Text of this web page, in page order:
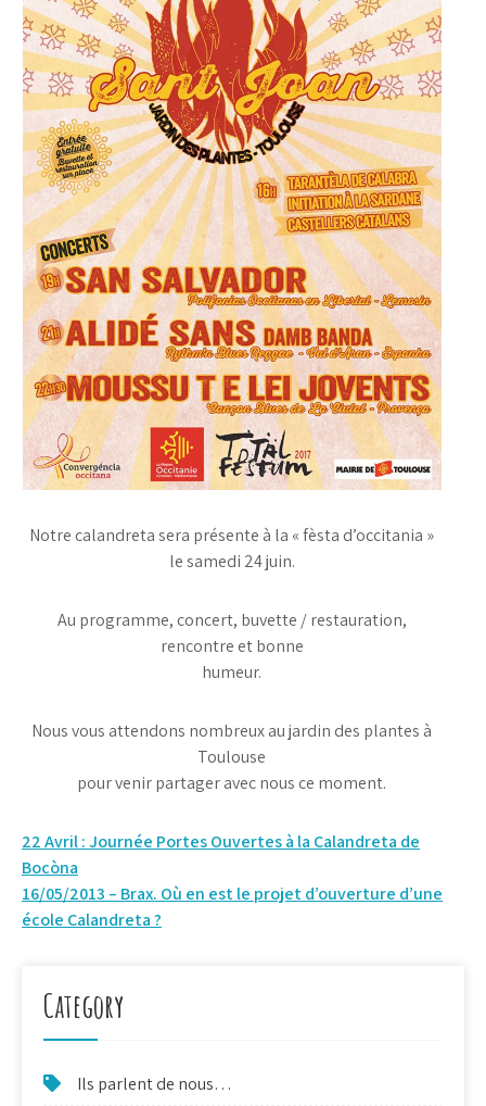
Notre calandreta sera présente à la « fèsta d’occitania »
le samedi 24 juin.
Au programme, concert, buvette / restauration,
rencontre et bonne
humeur.
Nous vous attendons nombreux au jardin des plantes à
Toulouse
pour venir partager avec nous ce moment.
Navigation
de
l’article
22 Avril : Journée Portes Ouvertes à la Calandreta de
Bocòna
16/05/2013 – Brax. Où en est le projet d’ouverture d’une
école Calandreta ?
Category
Ils parlent de nous…